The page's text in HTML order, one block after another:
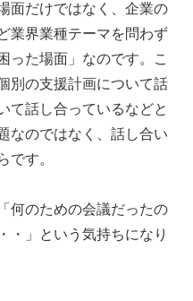
面だけではなく、企業の
業界業種テーマを問わず
った場面」なのです。こ
別の支援計画について話
て話し合っているなどと
なのではなく、話し合い
です。
何のための会議だったの
・」という気持ちになり